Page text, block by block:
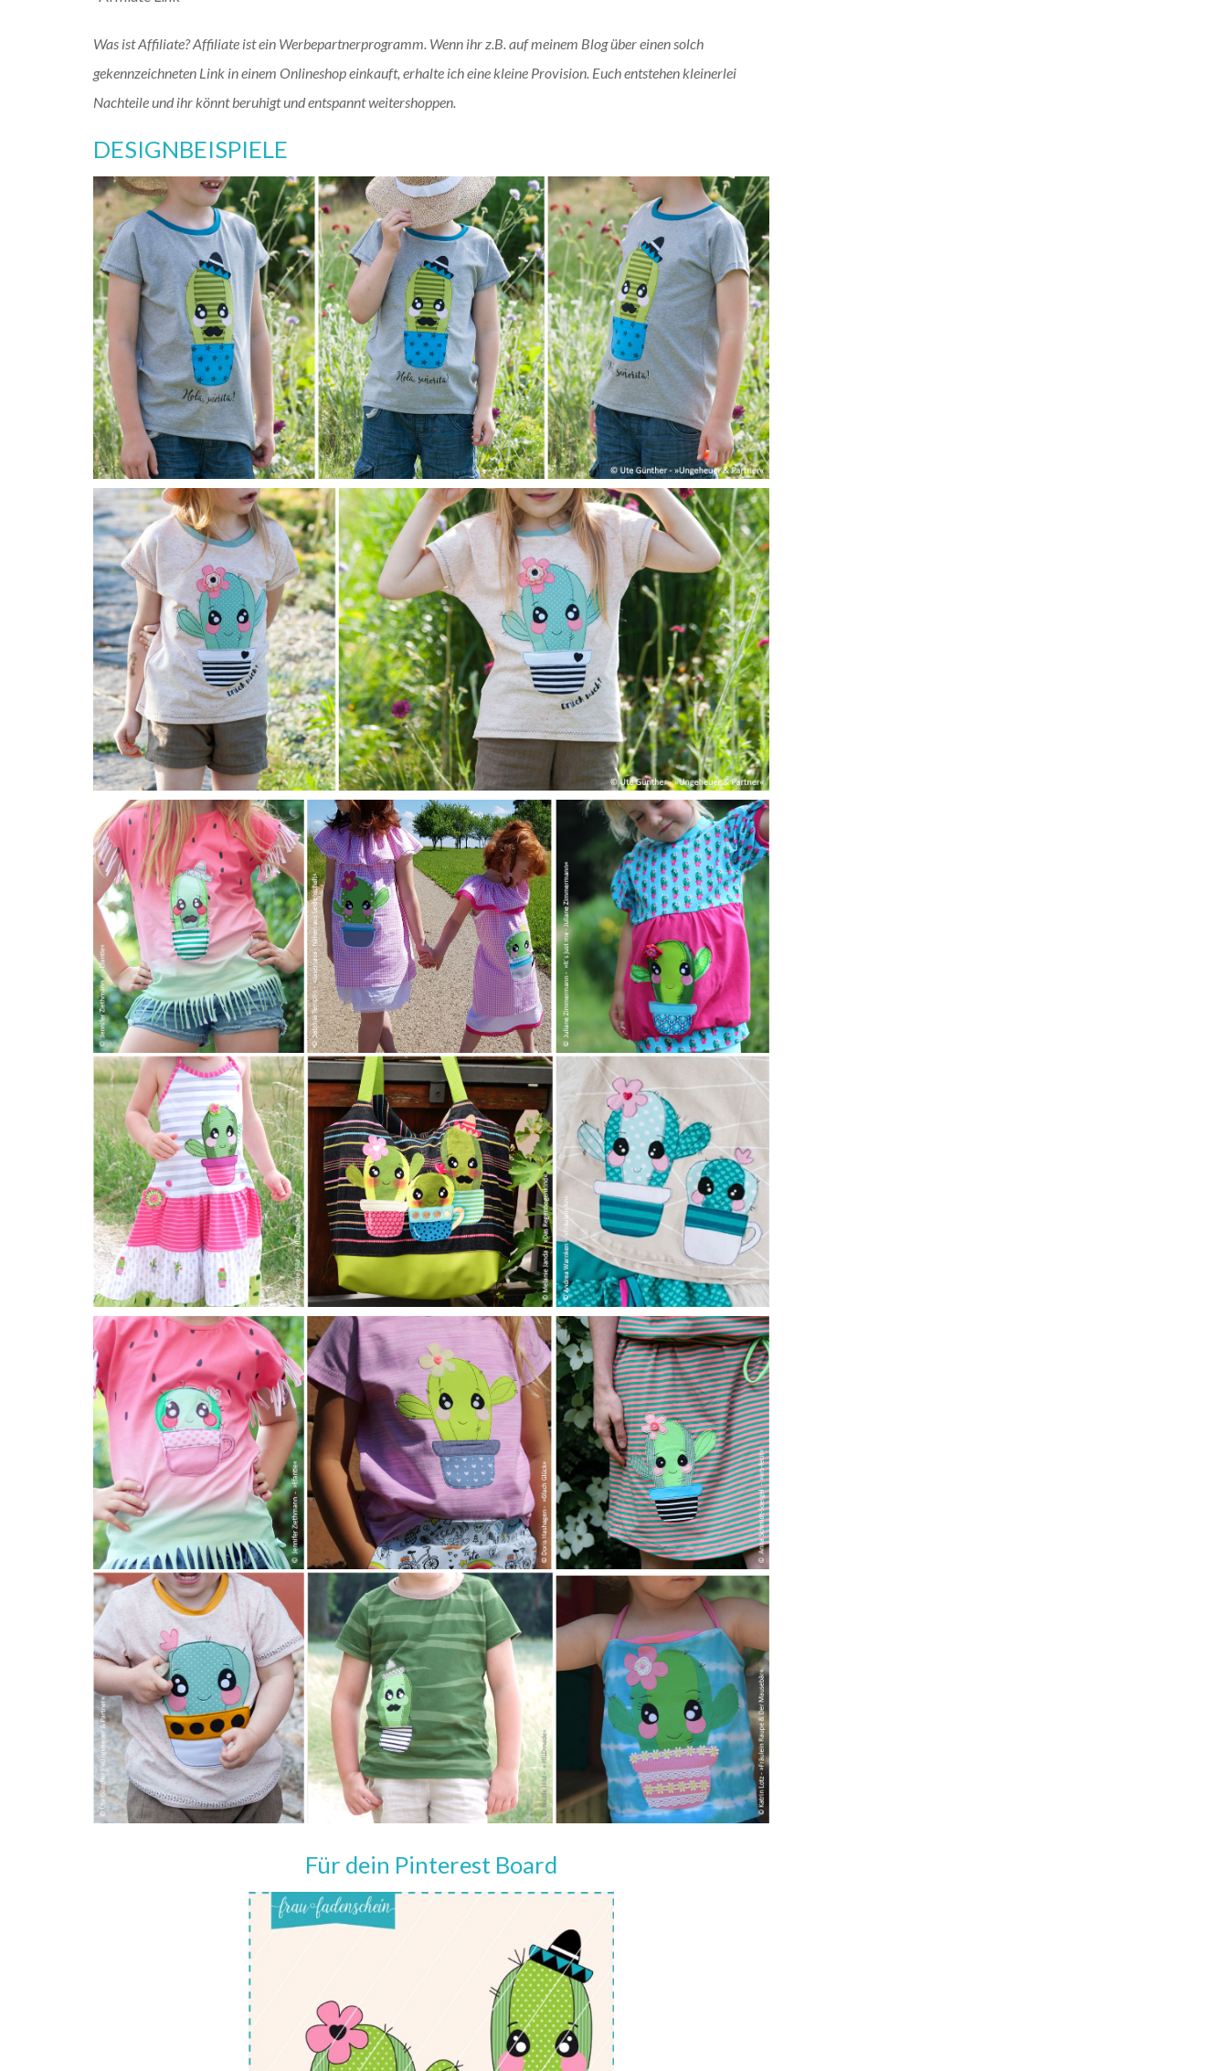
Was ist Affiliate? Affiliate ist ein Werbepartnerprogramm. Wenn ihr z.B. auf meinem Blog über einen solch
gekennzeichneten Link in einem Onlineshop einkauft, erhalte ich eine kleine Provision. Euch entstehen kleinerlei
Nachteile und ihr könnt beruhigt und entspannt weitershoppen.
DESIGNBEISPIELE
Für dein Pinterest Board